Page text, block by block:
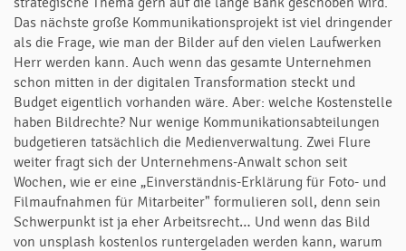
Das nächste große Kommunikationsprojekt ist viel dringender
als die Frage, wie man der Bilder auf den vielen Laufwerken
Herr werden kann. Auch wenn das gesamte Unternehmen
schon mitten in der digitalen Transformation steckt und
Budget eigentlich vorhanden wäre. Aber: welche Kostenstelle
haben Bildrechte? Nur wenige Kommunikationsabteilungen
budgetieren tatsächlich die Medienverwaltung. Zwei Flure
weiter fragt sich der Unternehmens-Anwalt schon seit
Wochen, wie er eine „Einverständnis-Erklärung für Foto- und
Filmaufnahmen für Mitarbeiter" formulieren soll, denn sein
Schwerpunkt ist ja eher Arbeitsrecht… Und wenn das Bild
von unsplash kostenlos runtergeladen werden kann, warum